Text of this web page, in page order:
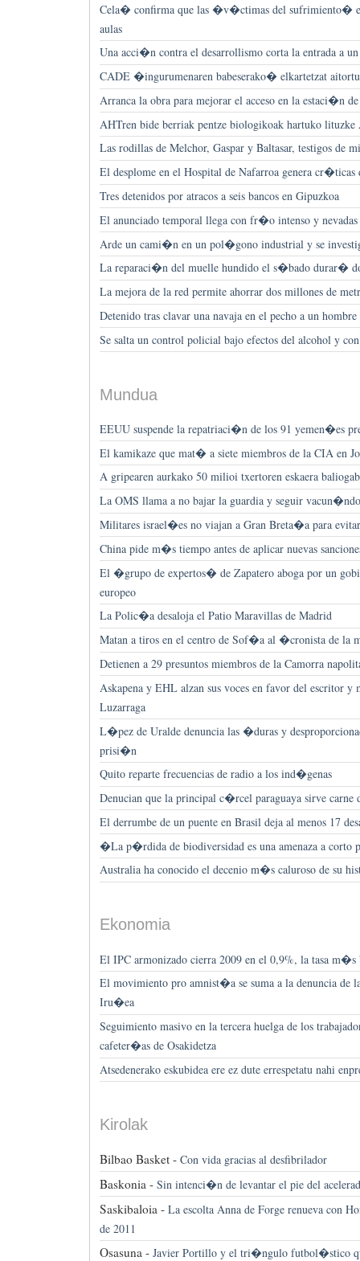
Cela� confirma que las �v�ctimas del sufrimiento�
aulas
Una acci�n contra el desarrollismo corta la entrada a
CADE �ingurumenaren babeserako� elkartetzat
Arranca la obra para mejorar el acceso en la estaci�n
AHTren bide berriak pentze biologikoak hartuko lituzke
Las rodillas de Melchor, Gaspar y Baltasar, testigos de
El desplome en el Hospital de Nafarroa genera cr�ticas
Tres detenidos por atracos a seis bancos en Gipuzkoa
El anunciado temporal llega con fr�o intenso y nevadas
Arde un cami�n en un pol�gono industrial y se
La reparaci�n del muelle hundido el s�bado durar�
La mejora de la red permite ahorrar dos millones de
Detenido tras clavar una navaja en el pecho a un hombre
Se salta un control policial bajo efectos del alcohol y
Mundua
EEUU suspende la repatriaci�n de los 91 yemen�es
El kamikaze que mat� a siete miembros de la CIA en
A gripearen aurkako 50 milioi txertoren eskaera
La OMS llama a no bajar la guardia y seguir
Militares israel�es no viajan a Gran Breta�a para
China pide m�s tiempo antes de aplicar nuevas
El �grupo de expertos� de Zapatero aboga por un
europeo
La Polic�a desaloja el Patio Maravillas de Madrid
Matan a tiros en el centro de Sof�a al �cronista de
Detienen a 29 presuntos miembros de la Camorra
Askapena y EHL alzan sus voces en favor del escritor
Luzarraga
L�pez de Uralde denuncia las �duras y
prisi�n
Quito reparte frecuencias de radio a los ind�genas
Denucian que la principal c�rcel paraguaya sirve carne
El derrumbe de un puente en Brasil deja al menos 17
�La p�rdida de biodiversidad es una amenaza a corto
Australia ha conocido el decenio m�s caluroso de su
Ekonomia
El IPC armonizado cierra 2009 en el 0,9%, la tasa m�s
El movimiento pro amnist�a se suma a la denuncia de
Iru�ea
Seguimiento masivo en la tercera huelga de los
cafeter�as de Osakidetza
Atsedenerako eskubidea ere ez dute errespetatu nahi
Kirolak
Bilbao Basket - Con vida gracias al desfibrilador
Baskonia - Sin intenci�n de levantar el pie del
Saskibaloia - La escolta Anna de Forge renueva con
de 2011
Osasuna - Javier Portillo y el tri�ngulo futbol�stico